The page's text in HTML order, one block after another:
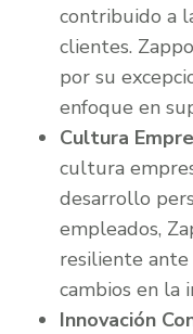
contribuido a
clientes.
por su
enfoque en
Cultura
cultura
desarrollo
empleados,
resiliente ante
cambios en la
Innovación